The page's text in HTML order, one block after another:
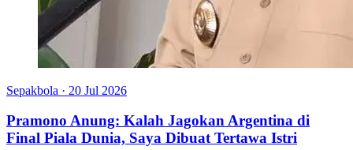
Sepakbola · 20 Jul 2026
Pramono Anung: Kalah Jagokan Argentina di
Final Piala Dunia, Saya Dibuat Tertawa Istri